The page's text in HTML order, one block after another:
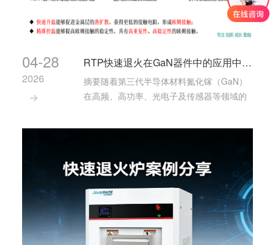
04-28
2026

RTP快速退火在GaN器件中的应用中解决哪些关键问题？
摘要随着第三代半导体材料氮化镓（GaN）
在高频、高功率、光电子及传感器等领域的
键设备。&···